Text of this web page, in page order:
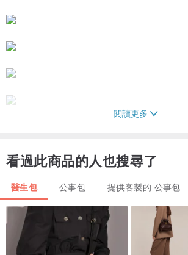
閱讀更多
看過此商品的人也搜尋了
醫生包 公事包 提供客製的 公事包